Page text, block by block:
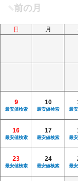
日 月
9
最安値検索
10
最安値検索 最
16
最安値検索
17
最安値検索 最
23
最安値検索
24
最安値検索 最